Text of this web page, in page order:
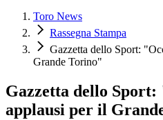
Toro News
Rassegna Stampa
Gazzetta dello Sport:
Grande Torino"
Gazzetta dello
applausi per il